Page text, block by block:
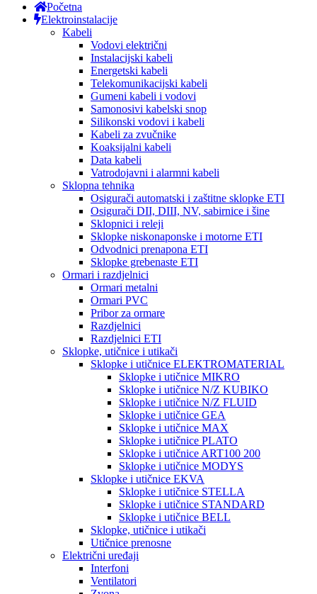
Početna
Elektroinstalacije
Kabeli
Vodovi električni
Instalacijski kabeli
Energetski kabeli
Telekomunikacijski kabeli
Gumeni kabeli i vodovi
Samonosivi kabelski snop
Silikonski vodovi i kabeli
Kabeli za zvučnike
Koaksijalni kabeli
Data kabeli
Vatrodojavni i alarmni kabeli
Sklopna tehnika
Osigurači automatski i zaštitne sklopke ETI
Osigurači DII, DIII, NV, sabirnice i šine
Sklopnici i releji
Sklopke niskonaponske i motorne ETI
Odvodnici prenapona ETI
Sklopke grebenaste ETI
Ormari i razdjelnici
Ormari metalni
Ormari PVC
Pribor za ormare
Razdjelnici
Razdjelnici ETI
Sklopke, utičnice i utikači
Sklopke i utičnice ELEKTROMATERIAL
Sklopke i utičnice MIKRO
Sklopke i utičnice N/Z KUBIKO
Sklopke i utičnice N/Z FLUID
Sklopke i utičnice GEA
Sklopke i utičnice MAX
Sklopke i utičnice PLATO
Sklopke i utičnice ART100 200
Sklopke i utičnice MODYS
Sklopke i utičnice EKVA
Sklopke i utičnice STELLA
Sklopke i utičnice STANDARD
Sklopke i utičnice BELL
Sklopke, utičnice i utikači
Utičnice prenosne
Električni uređaji
Interfoni
Ventilatori